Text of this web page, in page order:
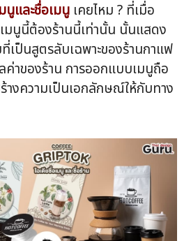
นูและชื่อเมนู เคยไหม ? ที่เมื่อ
มนูนี้ต้องร้านนี้เท่านั้น นั้นแสดง
เป็นสูตรลับเฉพาะของร้านกาแฟ
ค่าของร้าน การออกแบบเมนูถือ
างความเป็นเอกลักษณ์ให้กับทาง